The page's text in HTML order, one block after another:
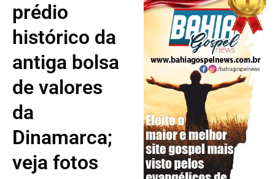
prédio
histórico da
antiga bolsa
de valores
da
Dinamarca;
veja fotos